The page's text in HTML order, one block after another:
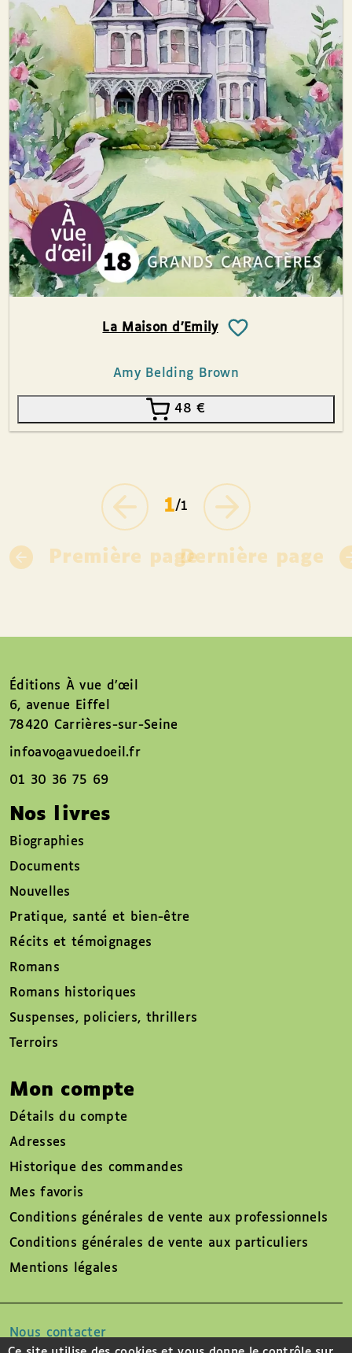
La Maison d’Emily
Amy Belding Brown
48€
Première page
1/1
Dernière page
Éditions À vue d’œil
6, avenue Eiffel
78420 Carrières-sur-Seine
infoavo@avuedoeil.fr
01 30 36 75 69
Nos livres
Biographies
Documents
Nouvelles
Pratique, santé et bien-être
Récits et témoignages
Romans
Romans historiques
Suspenses, policiers, thrillers
Terroirs
Mon compte
Détails du compte
Adresses
Historique des commandes
Mes favoris
Conditions générales de vente aux professionnels
Conditions générales de vente aux particuliers
Mentions légales
Nous contacter